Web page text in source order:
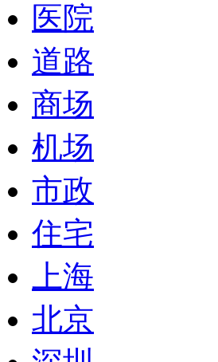
医院
道路
商场
机场
市政
住宅
上海
北京